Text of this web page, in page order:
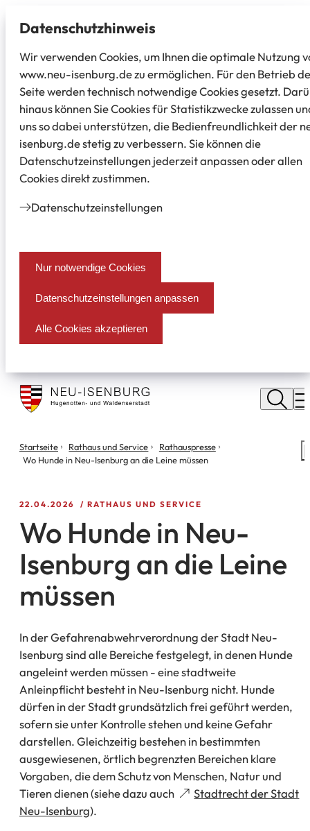
Datenschutz­hinweis
Wir verwenden Cookies, um Ihnen die optimale Nutzung
www.neu-isenburg.de zu ermöglichen. Für den Betrieb
Seite werden technisch notwendige Cookies gesetzt.
hinaus können Sie Cookies für Statistikzwecke zulassen
uns so dabei unterstützen, die Bedienfreundlichkeit der
isenburg.de stetig zu verbessern. Sie können die
Datenschutzeinstellungen jederzeit anpassen oder allen
Cookies direkt zustimmen.
Datenschutz­einstellungen
Nur notwendige Cookies
Datenschutzeinstellungen anpassen
Alle Cookies akzeptieren
Stadt
Neu
Isenburg
Sie
befinden
Startseite Rathaus und Service
Rathauspresse
Wo Hunde in Neu-Isenburg an die Leine müssen
22.04.2026 RATHAUS UND SERVICE
Wo Hunde in Neu-
Isenburg an die Leine
müssen
In der Gefahrenabwehrverordnung der Stadt Neu-
Isenburg sind alle Bereiche festgelegt, in denen Hunde
angeleint werden müssen - eine stadtweite
Anleinpflicht besteht in Neu-Isenburg nicht. Hunde
dürfen in der Stadt grundsätzlich frei geführt werden,
sofern sie unter Kontrolle stehen und keine Gefahr
darstellen. Gleichzeitig bestehen in bestimmten
ausgewiesenen, örtlich begrenzten Bereichen klare
Vorgaben, die dem Schutz von Menschen, Natur und
Tieren dienen (siehe dazu auch
Stadtrecht der Stadt
Neu-Isenburg
(Öffnet
).